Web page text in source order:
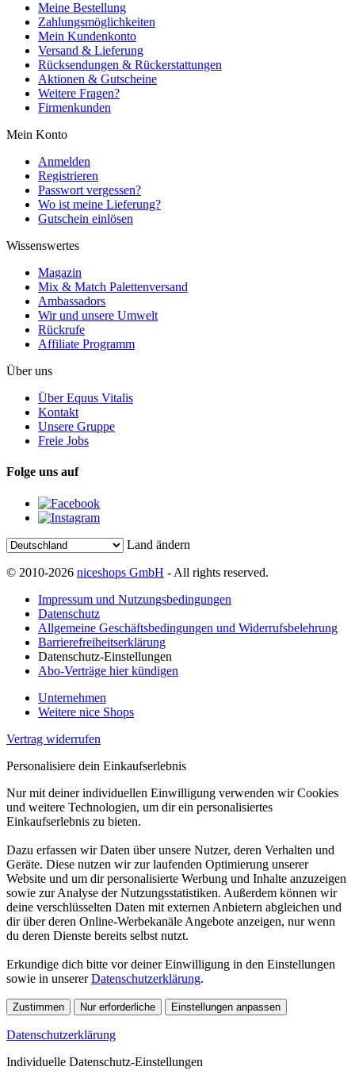
Meine Bestellung
Zahlungsmöglichkeiten
Mein Kundenkonto
Versand & Lieferung
Rücksendungen & Rückerstattungen
Aktionen & Gutscheine
Weitere Fragen?
Firmenkunden
Mein Konto
Anmelden
Registrieren
Passwort vergessen?
Wo ist meine Lieferung?
Gutschein einlösen
Wissenswertes
Magazin
Mix & Match Palettenversand
Ambassadors
Wir und unsere Umwelt
Rückrufe
Affiliate Programm
Über uns
Über Equus Vitalis
Kontakt
Unsere Gruppe
Freie Jobs
Folge uns auf
Land ändern
© 2010-2026 niceshops GmbH - All rights reserved.
Impressum und Nutzungsbedingungen
Datenschutz
Allgemeine Geschäftsbedingungen und Widerrufsbelehrung
Barrierefreiheitserklärung
Datenschutz-Einstellungen
Abo-Verträge hier kündigen
Unternehmen
Weitere nice Shops
Vertrag widerrufen
Personalisiere dein Einkaufserlebnis
Nur mit deiner individuellen Einwilligung verwenden wir Cookies
und weitere Technologien, um dir ein personalisiertes
Einkaufserlebnis zu bieten.
Dazu erfassen wir Daten über unsere Nutzer, deren Verhalten und
Geräte. Diese nutzen wir zur laufenden Optimierung unserer
Website und um dir personalisierte Werbung und Inhalte anzuzeigen
sowie zur Analyse der Nutzungsstatistiken. Außerdem können wir
deine verschlüsselten Daten mit externen Anbietern abgleichen und
dir über deren Online-Werbekanäle Angebote anzeigen, nur wenn
du deren Dienste bereits selbst nutzt.
Erkundige dich bitte vor deiner Einwilligung in den Einstellungen
sowie in unsererDatenschutzerklärung.
Zustimmen Nur erforderliche Einstellungen anpassen
Datenschutzerklärung
Individuelle Datenschutz-Einstellungen